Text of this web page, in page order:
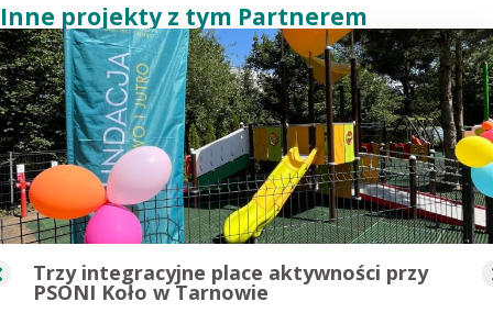
Inne projekty z tym Partnerem
Trzy integracyjne place aktywności przy
PSONI Koło w Tarnowie